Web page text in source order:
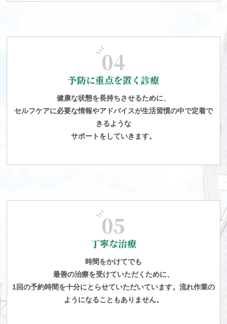
04
予防に重点を置く診療
健康な状態を長持ちさせるために、
セルフケアに必要な情報やアドバイスが生活習慣の中で定着で
きるような
サポートをしていきます。
05
丁寧な治療
時間をかけてでも
最善の治療を受けていただくために、
1回の予約時間を十分にとらせていただいています。流れ作業の
ようになることもありません。